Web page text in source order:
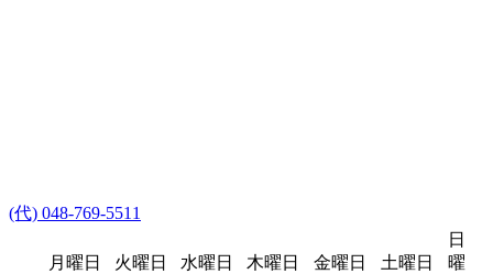
(代) 048-769-5511
月曜日 火曜日 水曜日 木曜日 金曜日 土曜日
日
曜